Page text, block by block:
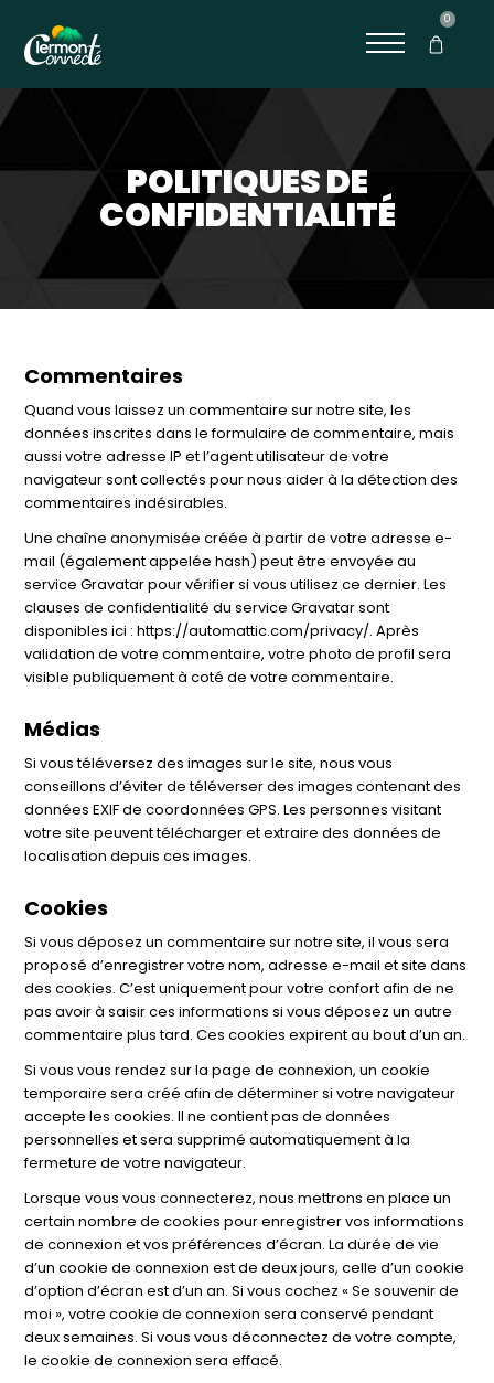
0
POLITIQUES DE
CONFIDENTIALITÉ
Commentaires
Quand vous laissez un commentaire sur notre site, les
données inscrites dans le formulaire de commentaire, mais
aussi votre adresse IP et l’agent utilisateur de votre
navigateur sont collectés pour nous aider à la détection des
commentaires indésirables.
Une chaîne anonymisée créée à partir de votre adresse e-
mail (également appelée hash) peut être envoyée au
service Gravatar pour vérifier si vous utilisez ce dernier. Les
clauses de confidentialité du service Gravatar sont
disponibles ici : https://automattic.com/privacy/. Après
validation de votre commentaire, votre photo de profil sera
visible publiquement à coté de votre commentaire.
Médias
Si vous téléversez des images sur le site, nous vous
conseillons d’éviter de téléverser des images contenant des
données EXIF de coordonnées GPS. Les personnes visitant
votre site peuvent télécharger et extraire des données de
localisation depuis ces images.
Cookies
Si vous déposez un commentaire sur notre site, il vous sera
proposé d’enregistrer votre nom, adresse e-mail et site dans
des cookies. C’est uniquement pour votre confort afin de ne
pas avoir à saisir ces informations si vous déposez un autre
commentaire plus tard. Ces cookies expirent au bout d’un an.
Si vous vous rendez sur la page de connexion, un cookie
temporaire sera créé afin de déterminer si votre navigateur
accepte les cookies. Il ne contient pas de données
personnelles et sera supprimé automatiquement à la
fermeture de votre navigateur.
Lorsque vous vous connecterez, nous mettrons en place un
certain nombre de cookies pour enregistrer vos informations
de connexion et vos préférences d’écran. La durée de vie
d’un cookie de connexion est de deux jours, celle d’un cookie
d’option d’écran est d’un an. Si vous cochez « Se souvenir de
moi », votre cookie de connexion sera conservé pendant
deux semaines. Si vous vous déconnectez de votre compte,
le cookie de connexion sera effacé.